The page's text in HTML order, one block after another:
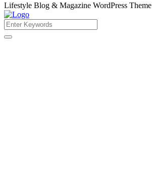
Lifestyle Blog & Magazine WordPress Theme